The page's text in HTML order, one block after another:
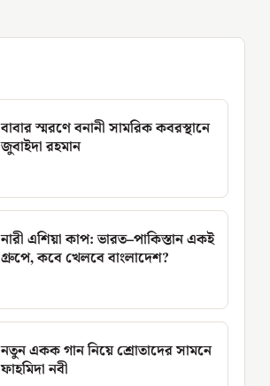
বাবার স্মরণে বনানী সামরিক কবরস্থানে
জুবাইদা রহমান
নারী এশিয়া কাপ: ভারত–পাকিস্তান একই
গ্রুপে, কবে খেলবে বাংলাদেশ?
নতুন একক গান নিয়ে শ্রোতাদের সামনে
ফাহমিদা নবী